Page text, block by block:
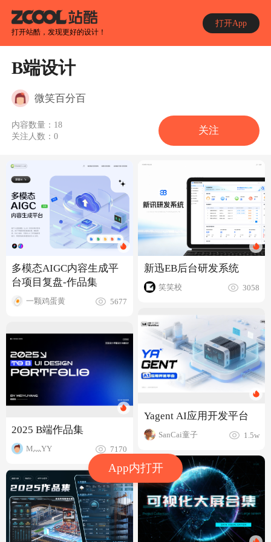
打开站酷，发现更好的设计！
打开App
App内打开
B端设计
微笑百分百
内容数量： 18
关注人数：0
关注
多模态AIGC内容生成平
台项目复盘-作品集
一颗鸡蛋黄 5677
2025 B端作品集
M灬YY 7170
新迅EB后台研发系统
笑笑校 3058
Yagent AI应用开发平台
SanCai童子 1.5w